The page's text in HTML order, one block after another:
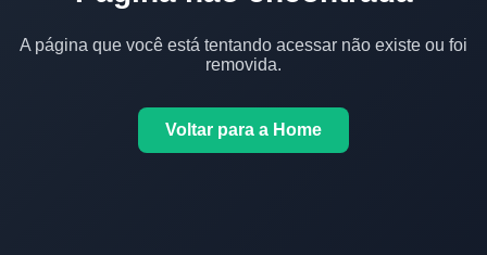
A página que você está tentando acessar não existe ou foi
removida.
Voltar para a Home